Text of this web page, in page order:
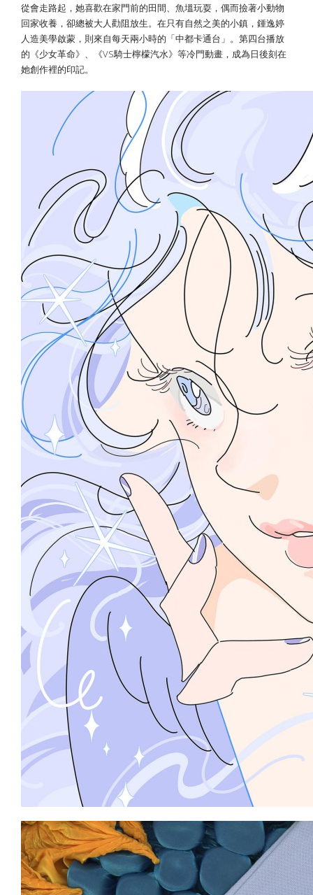
從會走路起，她喜歡在家門前的田間、魚塭玩耍，偶而撿著小動物
回家收養，卻總被大人勸阻放生。在只有自然之美的小鎮，鍾逸婷
人造美學啟蒙，則來自每天兩小時的「中都卡通台」。第四台播放
的《少女革命》、《VS騎士檸檬汽水》等冷門動畫，成為日後刻在
她創作裡的印記。